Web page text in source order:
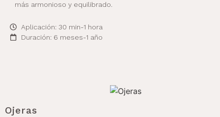
más armonioso y equilibrado.
Aplicación: 30 min-1 hora
Duración: 6 meses-1 año
Ojeras